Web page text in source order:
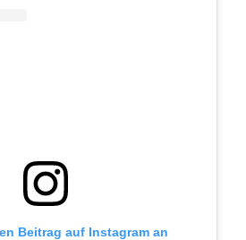
Beitrag auf Instagram an